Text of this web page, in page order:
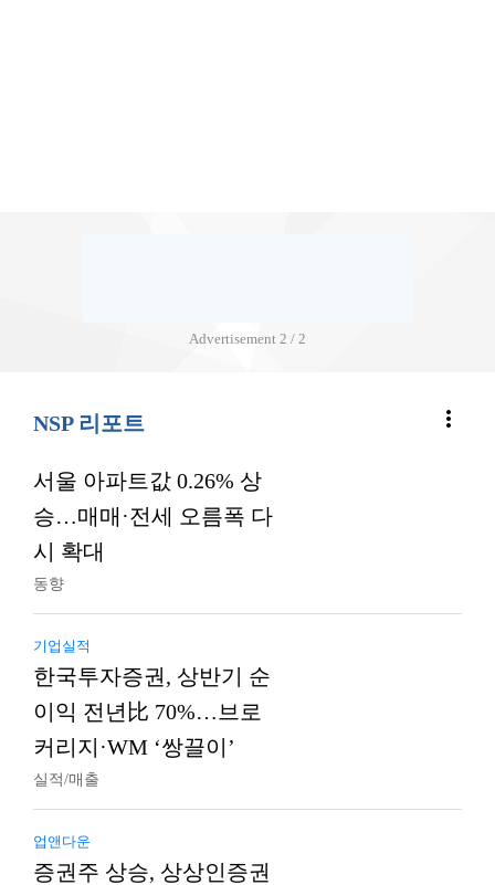
Advertisement 1 / 2
NSP 리포트 more_vert
서울 아파트값 0.26% 상
승…매매·전세 오름폭 다
시 확대
동향
기업실적
한국투자증권, 상반기 순
이익 전년比 70%…브로
커리지·WM ‘쌍끌이’
실적/매출
업앤다운
증권주 상승, 상상인증권